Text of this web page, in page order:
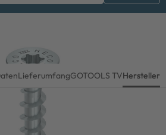
LieferumfangGOTOOLS TVHersteller